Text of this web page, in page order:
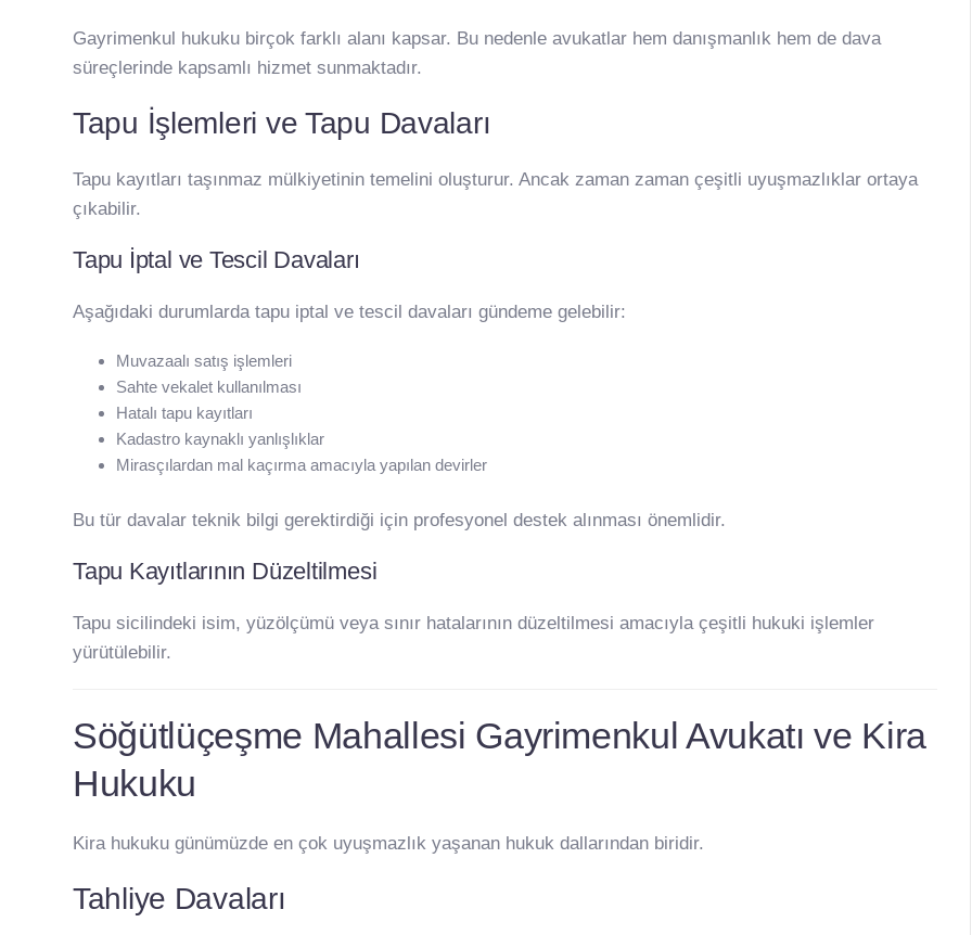
Gayrimenkul hukuku birçok farklı alanı kapsar. Bu nedenle avukatlar hem danışmanlık hem de dava
süreçlerinde kapsamlı hizmet sunmaktadır.
Tapu İşlemleri ve Tapu Davaları
Tapu kayıtları taşınmaz mülkiyetinin temelini oluşturur. Ancak zaman zaman çeşitli uyuşmazlıklar ortaya
çıkabilir.
Tapu İptal ve Tescil Davaları
Aşağıdaki durumlarda tapu iptal ve tescil davaları gündeme gelebilir:
Muvazaalı satış işlemleri
Sahte vekalet kullanılması
Hatalı tapu kayıtları
Kadastro kaynaklı yanlışlıklar
Mirasçılardan mal kaçırma amacıyla yapılan devirler
Bu tür davalar teknik bilgi gerektirdiği için profesyonel destek alınması önemlidir.
Tapu Kayıtlarının Düzeltilmesi
Tapu sicilindeki isim, yüzölçümü veya sınır hatalarının düzeltilmesi amacıyla çeşitli hukuki işlemler
yürütülebilir.
Söğütlüçeşme Mahallesi Gayrimenkul Avukatı ve Kira
Hukuku
Kira hukuku günümüzde en çok uyuşmazlık yaşanan hukuk dallarından biridir.
Tahliye Davaları